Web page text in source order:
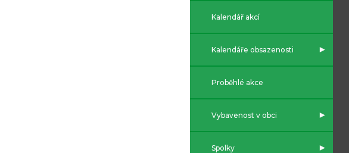
Kalendář akcí
Kalendáře obsazenosti
Proběhlé akce
Vybavenost v obci
Spolky